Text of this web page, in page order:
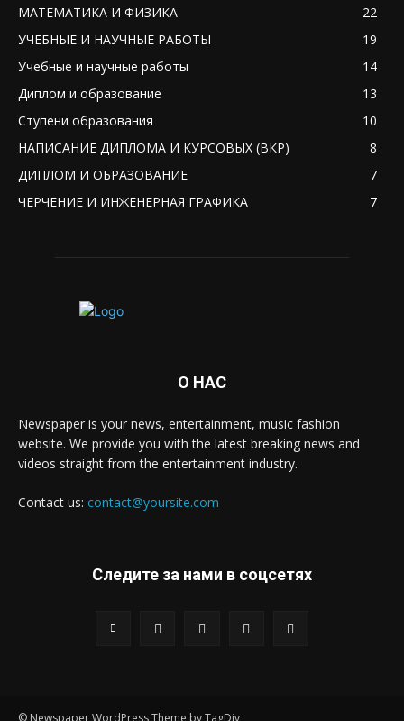
МАТЕМАТИКА И ФИЗИКА
22
УЧЕБНЫЕ И НАУЧНЫЕ РАБОТЫ
19
Учебные и научные работы
14
Диплом и образование
13
Ступени образования
10
НАПИСАНИЕ ДИПЛОМА И КУРСОВЫХ (ВКР)
8
ДИПЛОМ И ОБРАЗОВАНИЕ
7
ЧЕРЧЕНИЕ И ИНЖЕНЕРНАЯ ГРАФИКА
7
О НАС
Newspaper is your news, entertainment, music fashion
website. We provide you with the latest breaking news and
videos straight from the entertainment industry.
Contact us: contact@yoursite.com
Следите за нами в соцсетях
© Newspaper WordPress Theme by TagDiv